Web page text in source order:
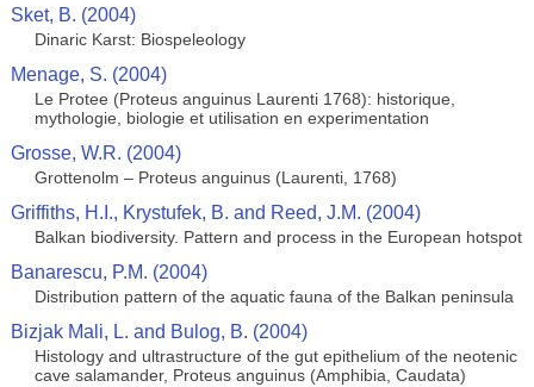
Sket, B. (2004)
Dinaric Karst: Biospeleology
Menage, S. (2004)
Le Protee (Proteus anguinus Laurenti 1768): historique,
mythologie, biologie et utilisation en experimentation
Grosse, W.R. (2004)
Grottenolm – Proteus anguinus (Laurenti, 1768)
Griffiths, H.I., Krystufek, B. and Reed, J.M. (2004)
Balkan biodiversity. Pattern and process in the European hotspot
Banarescu, P.M. (2004)
Distribution pattern of the aquatic fauna of the Balkan peninsula
Bizjak Mali, L. and Bulog, B. (2004)
Histology and ultrastructure of the gut epithelium of the neotenic
cave salamander, Proteus anguinus (Amphibia, Caudata)